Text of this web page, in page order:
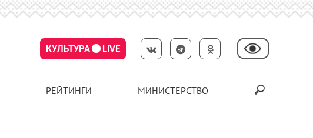
КУЛЬТУРА LIVE
РЕЙТИНГИ МИНИСТЕРСТВО